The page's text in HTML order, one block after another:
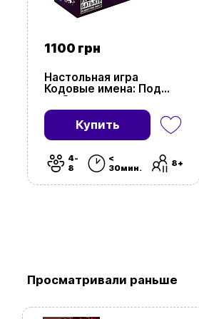
1100 грн
Настольная игра
Кодовые имена: Под
глубоким прикрытием
(18+) (Codenames: Deep
Undercover)
Купить
4-
8
<
30мин.
8+
Просматривали раньше